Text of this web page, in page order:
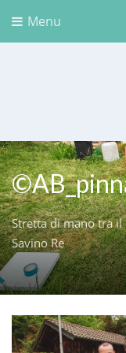
Menu
Unione Pesca
Stretta di mano tra
Savino Re